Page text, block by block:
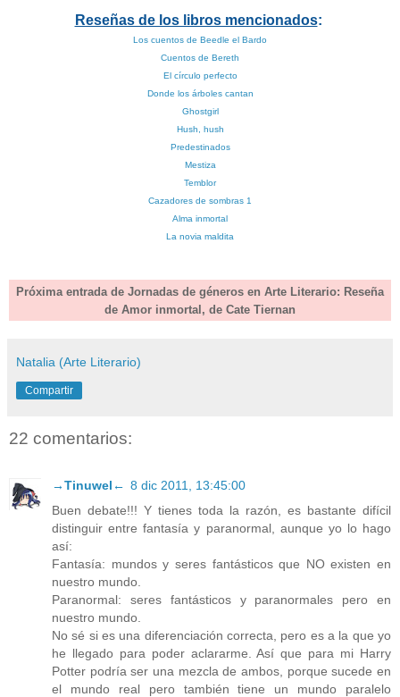
Reseñas de los libros mencionados:
Los cuentos de Beedle el Bardo
Cuentos de Bereth
El círculo perfecto
Donde los árboles cantan
Ghostgirl
Hush, hush
Predestinados
Mestiza
Temblor
Cazadores de sombras 1
Alma inmortal
La novia maldita
Próxima entrada de Jornadas de géneros en Arte Literario: Reseña
de Amor inmortal, de Cate Tiernan
Natalia (Arte Literario)
Compartir
22 comentarios:
→Tinuwel← 8 dic 2011, 13:45:00
Buen debate!!! Y tienes toda la razón, es bastante difícil
distinguir entre fantasía y paranormal, aunque yo lo hago
así:
Fantasía: mundos y seres fantásticos que NO existen en
nuestro mundo.
Paranormal: seres fantásticos y paranormales pero en
nuestro mundo.
No sé si es una diferenciación correcta, pero es a la que yo
he llegado para poder aclararme. Así que para mi Harry
Potter podría ser una mezcla de ambos, porque sucede en
el mundo real pero también tiene un mundo paralelo